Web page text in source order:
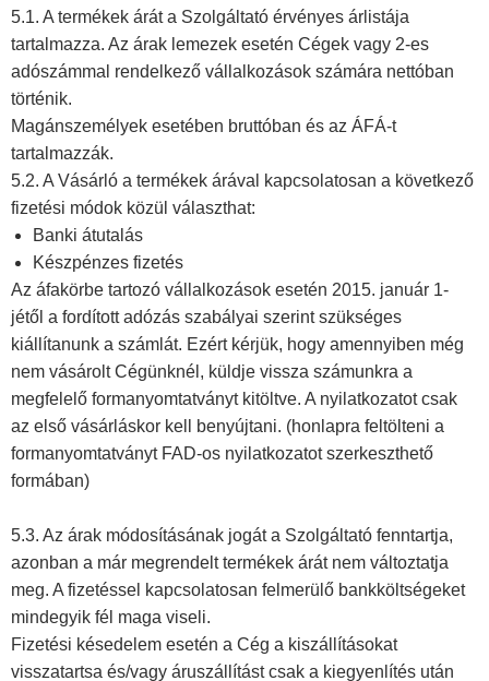
5.1. A termékek árát a Szolgáltató érvényes árlistája
tartalmazza. Az árak lemezek esetén Cégek vagy 2-es
adószámmal rendelkező vállalkozások számára nettóban
történik.
Magánszemélyek esetében bruttóban és az ÁFÁ-t
tartalmazzák.
5.2. A Vásárló a termékek árával kapcsolatosan a következő
fizetési módok közül választhat:
Banki átutalás
Készpénzes fizetés
Az áfakörbe tartozó vállalkozások esetén 2015. január 1-
jétől a fordított adózás szabályai szerint szükséges
kiállítanunk a számlát. Ezért kérjük, hogy amennyiben még
nem vásárolt Cégünknél, küldje vissza számunkra a
megfelelő formanyomtatványt kitöltve. A nyilatkozatot csak
az első vásárláskor kell benyújtani. (honlapra feltölteni a
formanyomtatványt FAD-os nyilatkozatot szerkeszthető
formában)
5.3. Az árak módosításának jogát a Szolgáltató fenntartja,
azonban a már megrendelt termékek árát nem változtatja
meg. A fizetéssel kapcsolatosan felmerülő bankköltségeket
mindegyik fél maga viseli.
Fizetési késedelem esetén a Cég a kiszállításokat
visszatartsa és/vagy áruszállítást csak a kiegyenlítés után